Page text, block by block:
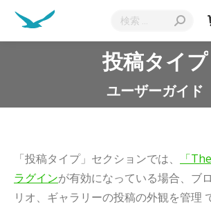
索:
投稿タイプ
ユーザーガイド
現在地:
「投稿タイプ」セクションでは、
「
ラグインが有効になっている場合、ブ
リオ、ギャラリーの投稿の外観を管理